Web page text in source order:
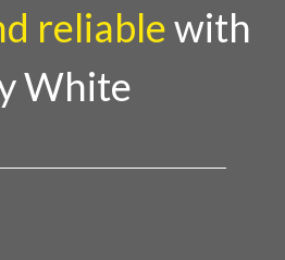
reliablewith
White